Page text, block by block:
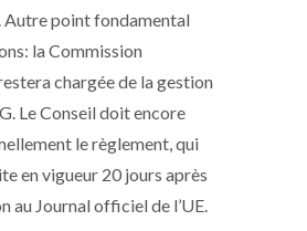
Autre point fondamental
la Commission
chargée de la gestion
Le Conseil doit encore
le règlement, qui
en vigueur 20 jours après
au Journal officiel de l’UE.